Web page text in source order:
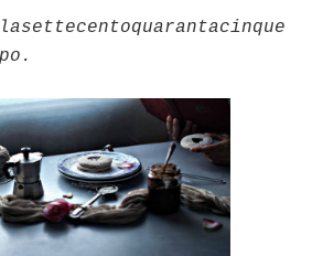
oquarantacinque